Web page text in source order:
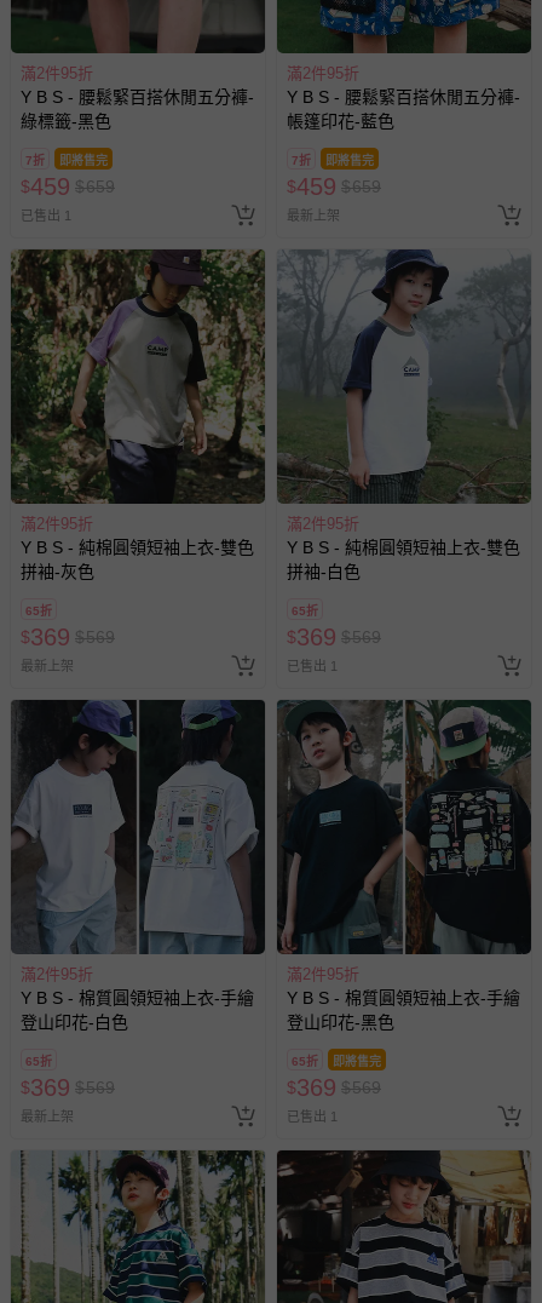
。
預購商品：預購為海外同步代購，遇缺貨即會通知媽咪並協
助取消退款事宜。
商品如因「價格、組合」等錯誤原因，導致無法安排出貨，
償。
滿2件95折
Y B S - 腰鬆緊百搭休閒五分褲-
綠標籤-黑色
7折 即將售完
$459 $659
已售出 1
滿2件95折
Y B S - 腰鬆緊百搭休閒五分褲-
帳篷印花-藍色
7折 即將售完
$459 $659
最新上架
滿2件95折
Y B S - 純棉圓領短袖上衣-雙色
拼袖-灰色
65折
$369 $569
最新上架
滿2件95折
Y B S - 純棉圓領短袖上衣-雙色
拼袖-白色
65折
$369 $569
已售出 1
滿2件95折
Y B S - 棉質圓領短袖上衣-手繪
登山印花-白色
65折
$369 $569
最新上架
滿2件95折
Y B S - 棉質圓領短袖上衣-手繪
登山印花-黑色
65折 即將售完
$369 $569
已售出 1